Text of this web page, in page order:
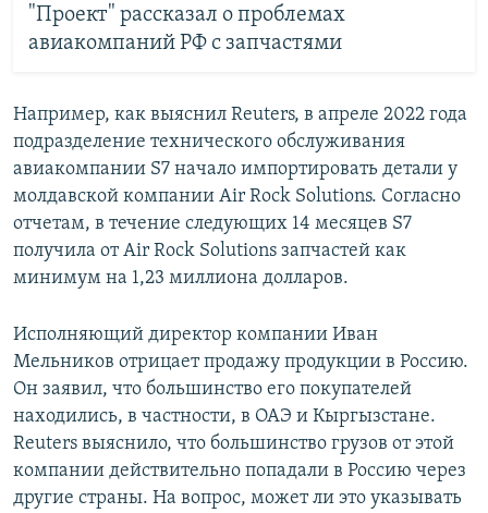
"Проект" рассказал о проблемах
авиакомпаний РФ с запчастями
Например, как выяснил Reuters, в апреле 2022 года
подразделение технического обслуживания
авиакомпании S7 начало импортировать детали у
молдавской компании Air Rock Solutions. Согласно
отчетам, в течение следующих 14 месяцев S7
получила от Air Rock Solutions запчастей как
минимум на 1,23 миллиона долларов.
Исполняющий директор компании Иван
Мельников отрицает продажу продукции в Россию.
Он заявил, что большинство его покупателей
находились, в частности, в ОАЭ и Кыргызстане.
Reuters выяснило, что большинство грузов от этой
компании действительно попадали в Россию через
другие страны. На вопрос, может ли это указывать